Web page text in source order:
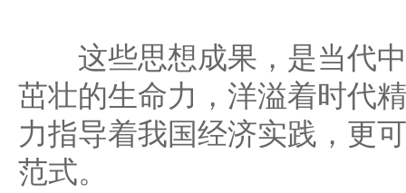
这些思想成果，是当代中
茁壮的生命力，洋溢着时代
力指导着我国经济实践，更
范式。